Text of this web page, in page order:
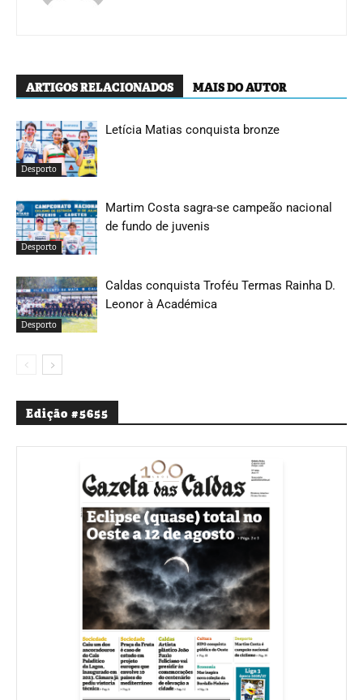
ARTIGOS RELACIONADOS MAIS DO AUTOR
Desporto
Letícia Matias conquista bronze
Desporto
Martim Costa sagra-se campeão nacional
de fundo de juvenis
Desporto
Caldas conquista Troféu Termas Rainha D.
Leonor à Académica
Edição #5655